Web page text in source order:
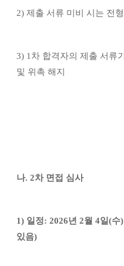
2) 제출 서류 미비 시는 전
3) 1 차 합격자의 제출 서류
및 위촉 해지
나. 2차 면접 심사
1) 일정: 2026년 2월 4일(수
있음)